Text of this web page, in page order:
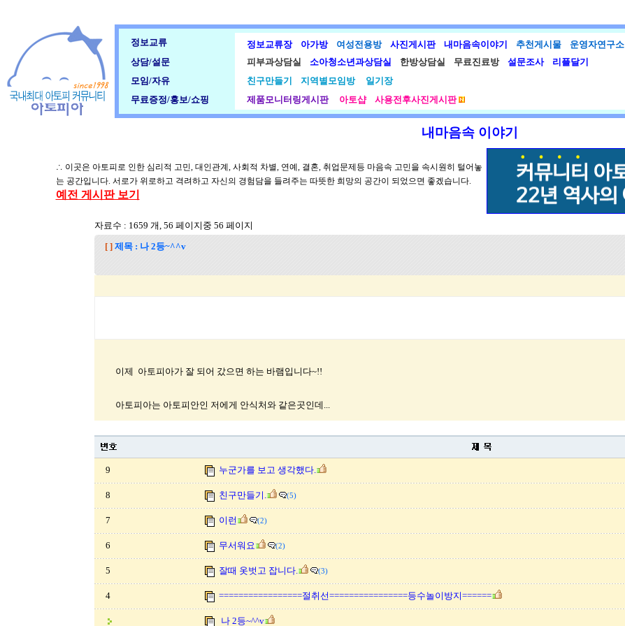
정보교류 정보교류장 아가방 여성전용방 사진게시판 내마음속이야기 추천게시물
운영자연구소
상담/설문
피부과상담실 소아청소년과상담실 한방상담실 무료진료방 설문조사
리플달기
모임/자유
친구만들기 지역별모임방
일기장
무료증정/홍보/쇼핑
제품모니터링게시판 아토샵 사용전후사진게시판
내마음속 이야기
∴ 이곳은 아토피로 인한 심리적 고민, 대인관계, 사회적 차별, 연예, 결혼, 취업문제등 마음속 고민을 속시원히 털어놓
는 공간입니다. 서로가 위로하고 격려하고 자신의 경험담을 들려주는 따뜻한 희망의 공간이 되었으면 좋겠습니다.
예전 게시판 보기
자료수 : 1659 개, 56 페이지중 56 페이지
[ ] 제목 : 나 2등~^^v
이제 아토피아가 잘 되어 갔으면 하는 바램입니다~!!
아토피아는 아토피안인 저에게 안식처와 같은곳인데...
9 누군가를 보고 생각했다.
8 친구만들기. (5)
7 이런 (2)
6 무서워요 (2)
5 잘때 옷벗고 잡니다. (3)
4 =================절취선================등수놀이방지======
나 2등~^^v